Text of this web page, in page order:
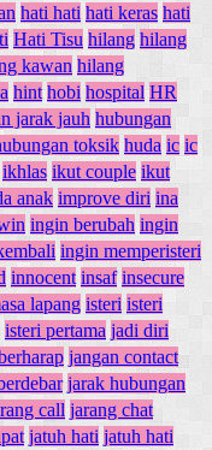
hati hati hati keras hati
Hati Tisu hilang hilang
kawan hilang
hint hobi hospital HR
jarak jauh hubungan
toksik huda ic ic
ikhlas ikut couple ikut
anak improve diri ina
ingin berubah ingin
ingin memperisteri
innocent insaf insecure
lapang isteri isteri
isteri pertama jadi diri
jangan contact
jarak hubungan
call jarang chat
jatuh hati jatuh hati